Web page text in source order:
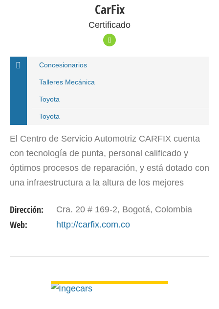
CarFix
Certificado
Concesionarios
Talleres Mecánica
Toyota
Toyota
El Centro de Servicio Automotriz CARFIX cuenta
con tecnología de punta, personal calificado y
óptimos procesos de reparación, y está dotado con
una infraestructura a la altura de los mejores
Dirección: Cra. 20 # 169-2, Bogotá, Colombia
Web: http://carfix.com.co